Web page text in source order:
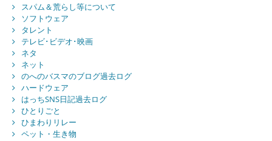
スパム＆荒らし等について
ソフトウェア
タレント
テレビ･ビデオ･映画
ネタ
ネット
のへのバスマのブログ過去ログ
ハードウェア
はっちSNS日記過去ログ
ひとりごと
ひまわりリレー
ペット・生き物